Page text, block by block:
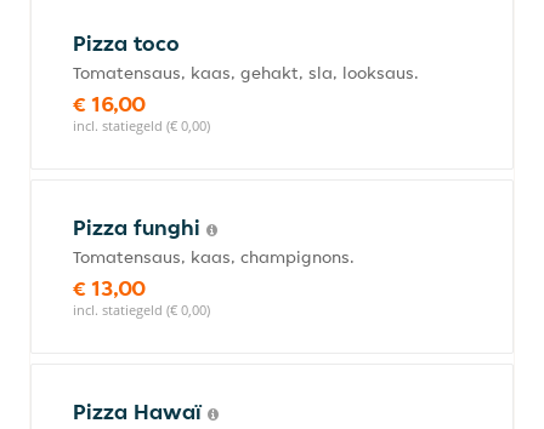
Pizza toco
Tomatensaus, kaas, gehakt, sla, looksaus.
€ 16,00
incl. statiegeld (€ 0,00)
Pizza funghi
Tomatensaus, kaas, champignons.
€ 13,00
incl. statiegeld (€ 0,00)
Pizza Hawaï